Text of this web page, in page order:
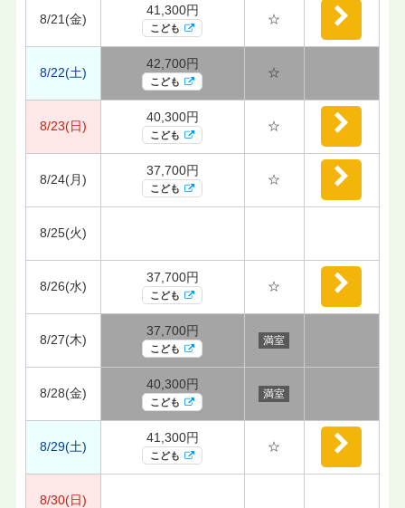
8/21(金)
41,300円
こども
☆
8/22(土)
42,700円
こども
☆
8/23(日)
40,300円
こども
☆
8/24(月)
37,700円
こども
☆
8/25(火)
8/26(水)
37,700円
こども
☆
8/27(木)
37,700円
こども
満室
8/28(金)
40,300円
こども
満室
8/29(土)
41,300円
こども
☆
8/30(日)